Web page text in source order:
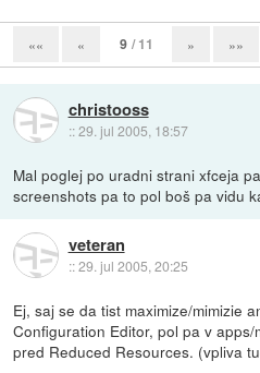
«« « 9 / 11 » »»
christooss
::29. jul 2005, 18:57
Mal poglej po uradni strani xfceja
screenshots pa to pol boš pa vidu
veteran
::29. jul 2005, 20:25
Ej, saj se da tist maximize/mimizie
Configuration Editor, pol pa v
pred Reduced Resources. (vpliva